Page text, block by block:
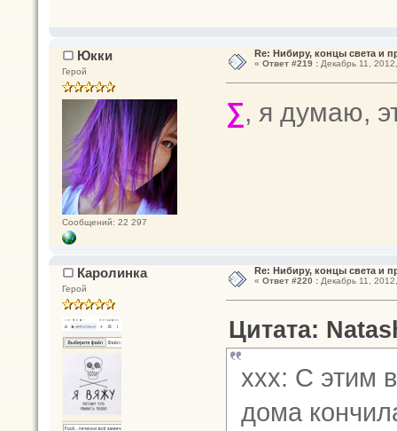
Юкки
Герой
Сообщений: 22 297
Re: Нибиру, концы света и
« Ответ #219 :Декабрь 11,
∑, я думаю,
Каролинка
Герой
Re: Нибиру, концы света и
« Ответ #220 :Декабрь 11,
Цитата:
ххх: С этим
дома